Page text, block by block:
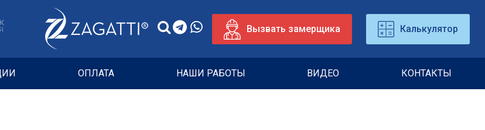
Вызвать замерщика Калькулятор
ОПЛАТА НАШИ РАБОТЫ ВИДЕО КОНТАКТЫ